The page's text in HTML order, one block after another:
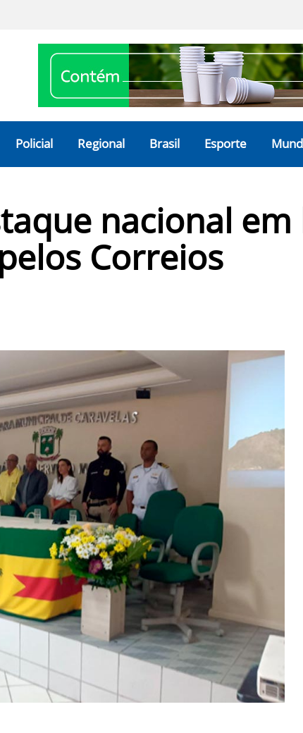
Policial Regional Brasil Esporte
nacional
Correios